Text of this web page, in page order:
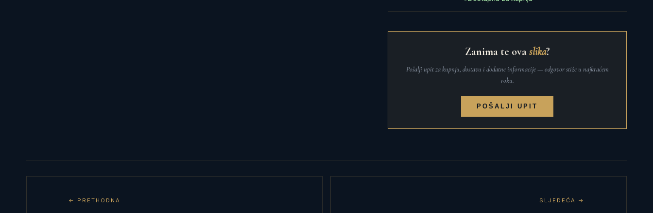
Zanima te ovaslika?
Pošalji upit za kupnju, dostavu i dodatne informacije — odgovor stiže u najkraćem
roku.
POŠALJI UPIT
← PRETHODNA SLJEDEĆA →